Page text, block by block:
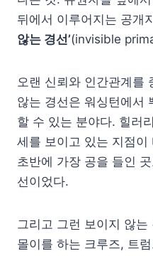
뒤에서 이루어지는 공개
않는 경선’(invisible
오랜 신뢰와 인간관계를
않는 경선은 워싱턴에서
할 수 있는 분야다. 힐러
세를 보이고 있는 지점
초반에 가장 공을 들인
선이었다.
그리고 그런 보이지 않는
몰이를 하는 크루즈, 트